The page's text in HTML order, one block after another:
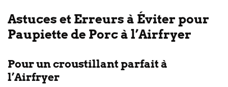
Astuces et Erreurs à Éviter pour
Paupiette de Porc à l’Airfryer
Pour un croustillant parfait à
l’Airfryer